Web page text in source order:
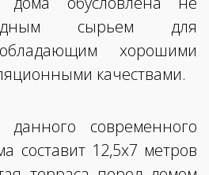
сырьем для
обладающим хорошими
качествами.
современного
составит 12,5х7 метров